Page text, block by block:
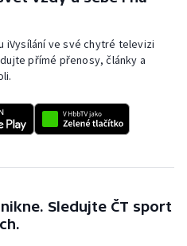
iVysílání ve své chytré televizi
přímé přenosy, články a
Sledujte ČT sport